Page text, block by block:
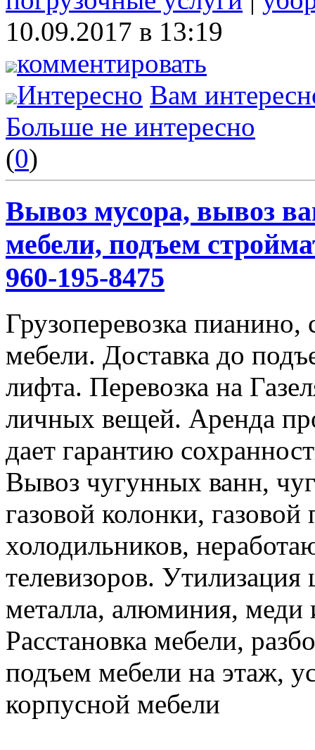
10.09.2017 в 13:19
комментировать
Интересно Вам
Больше не интересно
(0)
Вывоз мусора, вывоз
мебели, подъем
960-195-8475
Грузоперевозка
мебели. Доставка до
лифта. Перевозка на
личных вещей. Аренда
дает гарантию
Вывоз чугунных ванн,
газовой колонки,
холодильников,
телевизоров. Утилизация
металла, алюминия, меди
Расстановка мебели,
подъем мебели на этаж,
корпусной мебели